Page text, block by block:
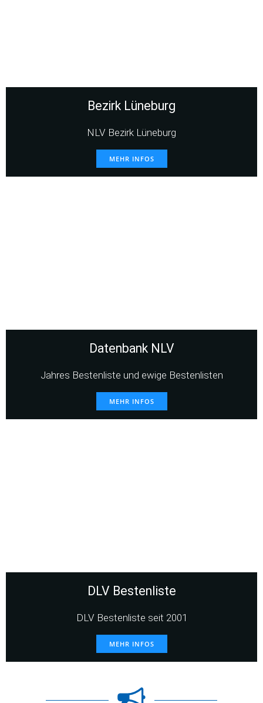
Bezirk Lüneburg
NLV Bezirk Lüneburg
MEHR INFOS
Datenbank NLV
Jahres Bestenliste und ewige Bestenlisten
MEHR INFOS
DLV Bestenliste
DLV Bestenliste seit 2001
MEHR INFOS